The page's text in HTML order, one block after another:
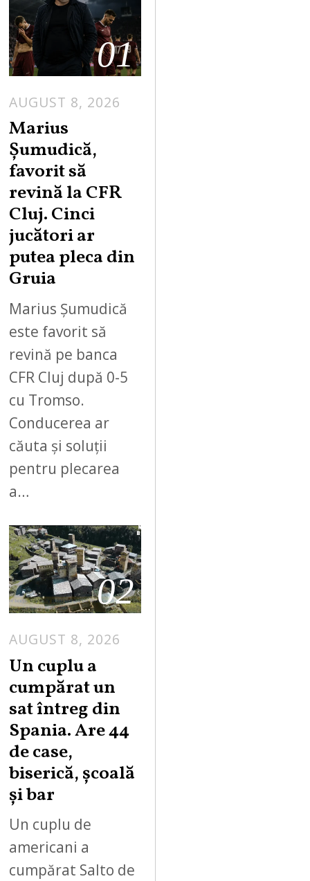
01
AUGUST 8, 2026
Marius
Șumudică,
favorit să
revină la CFR
Cluj. Cinci
jucători ar
putea pleca din
Gruia
Marius Șumudică
este favorit să
revină pe banca
CFR Cluj după 0-5
cu Tromso.
Conducerea ar
căuta și soluții
pentru plecarea
a…
02
AUGUST 8, 2026
Un cuplu a
cumpărat un
sat întreg din
Spania. Are 44
de case,
biserică, școală
și bar
Un cuplu de
americani a
cumpărat Salto de